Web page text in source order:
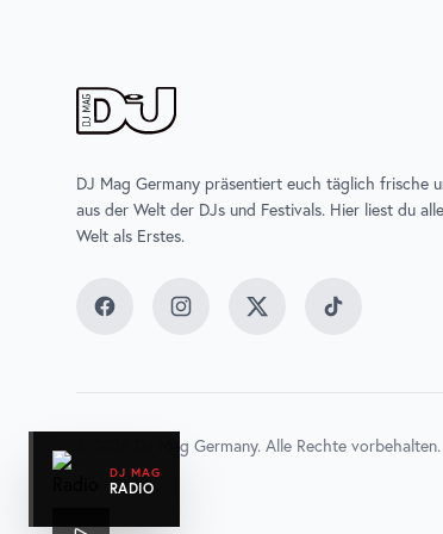
DJ MAG
RADIO
DJ Mag Germany präsentiert euch täglich frische
aus der Welt der DJs und Festivals. Hier liest du
Welt als Erstes.
FacebookInstagramTwitter TikTok
DJ Mag Germany. Alle Rechte vorbehalten.